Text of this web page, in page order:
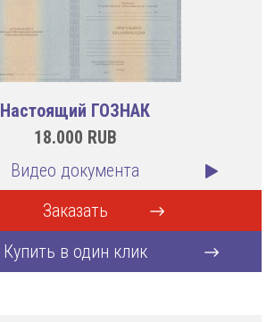
Настоящий ГОЗНАК
18.000 RUB
Видео документа
Заказать
Купить в один клик